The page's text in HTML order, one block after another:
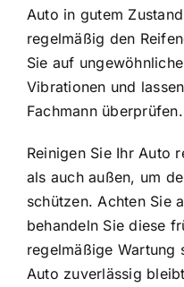
Auto in gutem
regelmäßig den
Sie auf
Vibrationen und
Fachmann überprüfen.
Reinigen Sie Ihr Auto
als auch außen, um
schützen. Achten Sie
behandeln Sie diese
regelmäßige Wartung
Auto zuverlässig